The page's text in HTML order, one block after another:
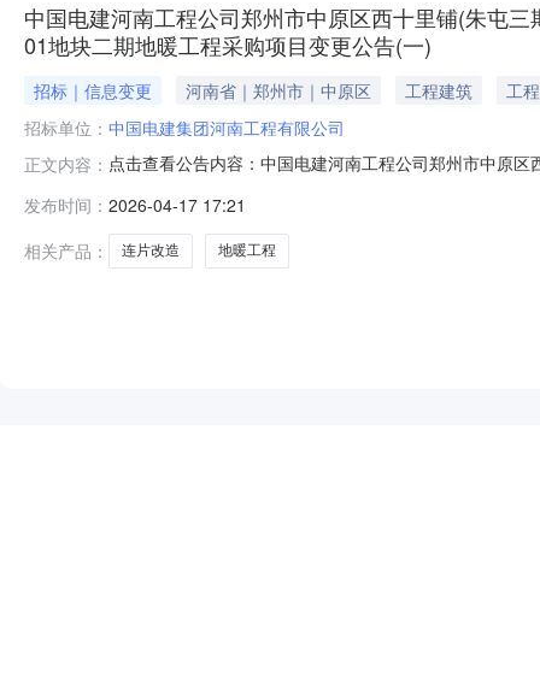
中国电建河南工程公司郑州市中原区西十里铺(朱屯
01地块二期地暖工程采购项目变更公告(一)
招标｜信息变更 河南省｜郑州市｜中原区 工程建筑
工程
招标单位： 中国电建集团河南工程有限公司
正文内容： 点击查看公告内容：中国电建河南工程公司郑州市中原
发布时间： 2026-04-17 17:21
相关产品：
连片改造 地暖工程